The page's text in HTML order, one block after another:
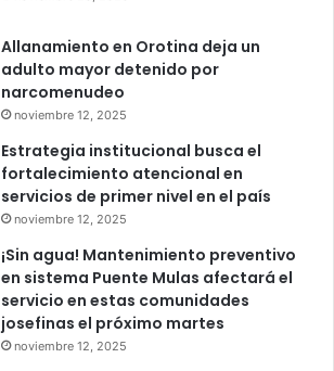
Allanamiento en Orotina deja un
adulto mayor detenido por
narcomenudeo
noviembre 12, 2025
Estrategia institucional busca el
fortalecimiento atencional en
servicios de primer nivel en el país
noviembre 12, 2025
¡Sin agua! Mantenimiento preventivo
en sistema Puente Mulas afectará el
servicio en estas comunidades
josefinas el próximo martes
noviembre 12, 2025